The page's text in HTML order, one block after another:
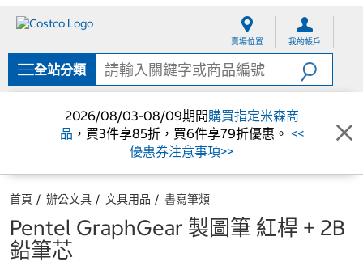
單
賣場位置 我的帳戶
全站分類
2026/08/03-08/09期間購買指定米森商
品 ，買3件享85折，買6件享79折優惠。 <<
優惠券注意事項>>
首頁 辦公文具 文具用品 書寫筆類
Pentel GraphGear 製圖筆 紅桿 + 2B
鉛筆芯